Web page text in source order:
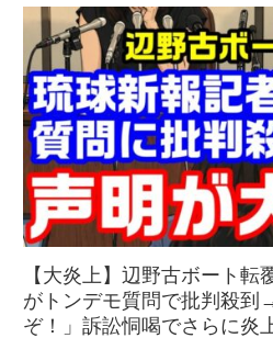
【大炎上】辺野古ボート転
がトンデモ質問で批判殺到
ぞ！」訴訟恫喝でさらに炎